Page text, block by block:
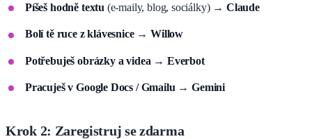
Píšeš hodně textu (e-maily, blog, sociálky) → Claude
Bolí tě ruce z klávesnice→Willow
Potřebuješ obrázky a videa → Everbot
Pracuješ v Google Docs / Gmailu →Gemini
Krok 2: Zaregistruj se zdarma